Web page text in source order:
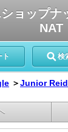
ョップ
NAT
ト 検
＞Junior